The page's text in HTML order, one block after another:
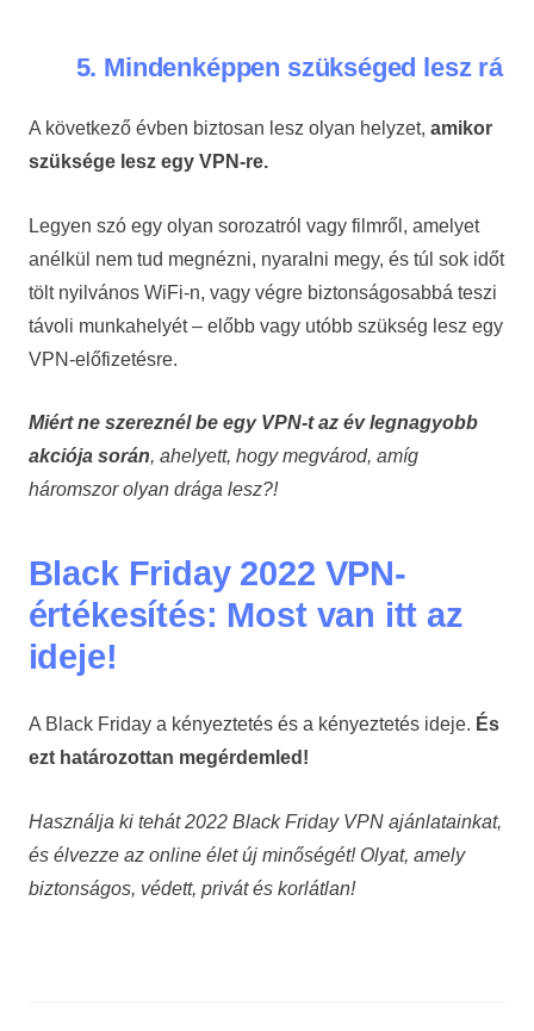
5. Mindenképpen szükséged lesz rá
A következő évben biztosan lesz olyan helyzet, amikor
szüksége lesz egy VPN-re.
Legyen szó egy olyan sorozatról vagy filmről, amelyet
anélkül nem tud megnézni, nyaralni megy, és túl sok időt
tölt nyilvános WiFi-n, vagy végre biztonságosabbá teszi
távoli munkahelyét – előbb vagy utóbb szükség lesz egy
VPN-előfizetésre.
Miért ne szereznél be egy VPN-t az év legnagyobb
akciója során, ahelyett, hogy megvárod, amíg
háromszor olyan drága lesz?!
Black Friday 2022 VPN-
értékesítés: Most van itt az
ideje!
A Black Friday a kényeztetés és a kényeztetés ideje. És
ezt határozottan megérdemled!
Használja ki tehát 2022 Black Friday VPN ajánlatainkat,
és élvezze az online élet új minőségét! Olyat, amely
biztonságos, védett, privát és korlátlan!